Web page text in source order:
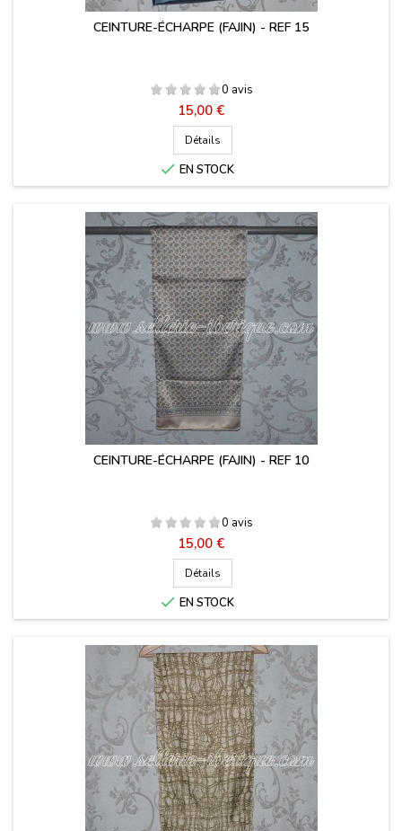
CEINTURE-ÉCHARPE (FAJIN) - REF 15
0 avis
Prix
15,00 €
Détails
 EN STOCK
CEINTURE-ÉCHARPE (FAJIN) - REF 10
0 avis
Prix
15,00 €
Détails
 EN STOCK